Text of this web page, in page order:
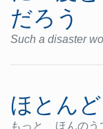
だろう
Such a disaster
ほとんど
もっ と ほんのう